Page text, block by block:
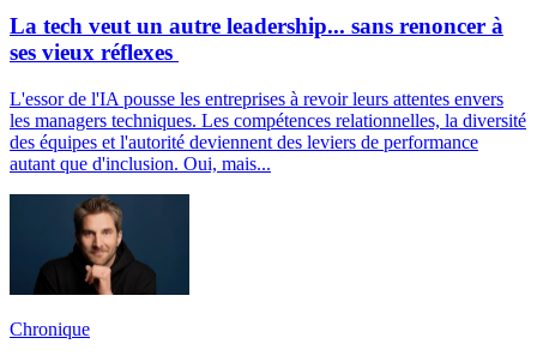
La tech veut un autre leadership... sans renoncer à
ses vieux réflexes
L'essor de l'IA pousse les entreprises à revoir leurs attentes envers
les managers techniques. Les compétences relationnelles, la diversité
des équipes et l'autorité deviennent des leviers de performance
autant que d'inclusion. Oui, mais...
Chronique